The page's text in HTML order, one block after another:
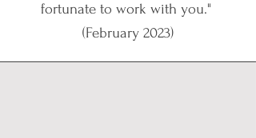
fortunate to work with you."
(February 2023)